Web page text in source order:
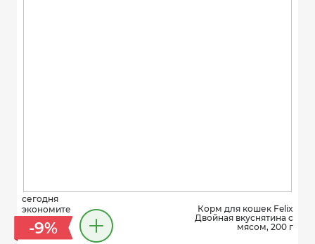
сегодня
экономите
-9%
Корм для кошек Felix
Двойная вкуснятина с
мясом, 200 г